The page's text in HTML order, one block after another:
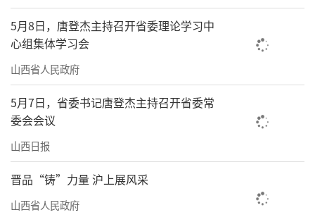
更新，并鼓励销售商提供更多便捷服务，以支
持消费品以旧换新，从而充分发挥“两新”政
策的最大效应。
推动大规模设备更新不仅是扩大有效投
资、拉动经济增长的重要举措，更是当前推动
实体经济高质量发展的关键所在。在此过程
中，金融赋能设备更新的潜力巨大。特别是随
着“两新”政策的实施，设备更新需求不断增
长。融资租赁作为一种兼具“融资”与“融
5月8日，唐登杰主持召开省委理论学习中
心组集体学习会
山西省人民政府
5月7日，省委书记唐登杰主持召开省委常
委会会议
山西日报
晋品“铸”力量 沪上展风采
山西省人民政府